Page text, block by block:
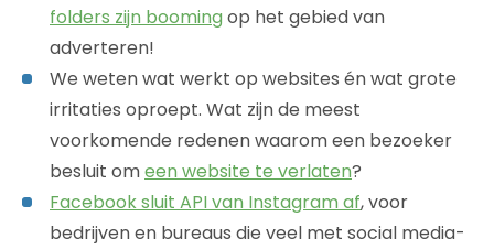
folders zijn booming op het gebied van
adverteren!
We weten wat werkt op websites én wat grote
irritaties oproept. Wat zijn de meest
voorkomende redenen waarom een bezoeker
besluit omeen website te verlaten?
Facebook sluit API van Instagram af, voor
bedrijven en bureaus die veel met social media-